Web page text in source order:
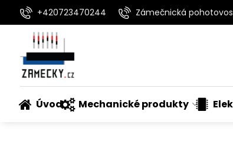
+420723470244 Zámečnická
Úvod Mechanické produkty